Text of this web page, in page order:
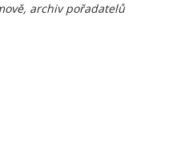
archiv pořadatelů